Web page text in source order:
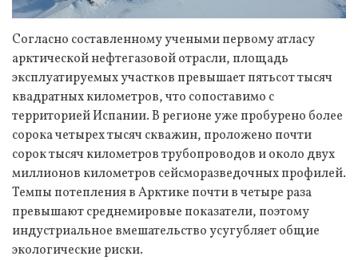
Согласно составленному учеными первому атласу
арктической нефтегазовой отрасли, площадь
эксплуатируемых участков превышает пятьсот тысяч
квадратных километров, что сопоставимо с
территорией Испании. В регионе уже пробурено более
сорока четырех тысяч скважин, проложено почти
сорок тысяч километров трубопроводов и около двух
миллионов километров сейсморазведочных профилей.
Темпы потепления в Арктике почти в четыре раза
превышают среднемировые показатели, поэтому
индустриальное вмешательство усугубляет общие
экологические риски.